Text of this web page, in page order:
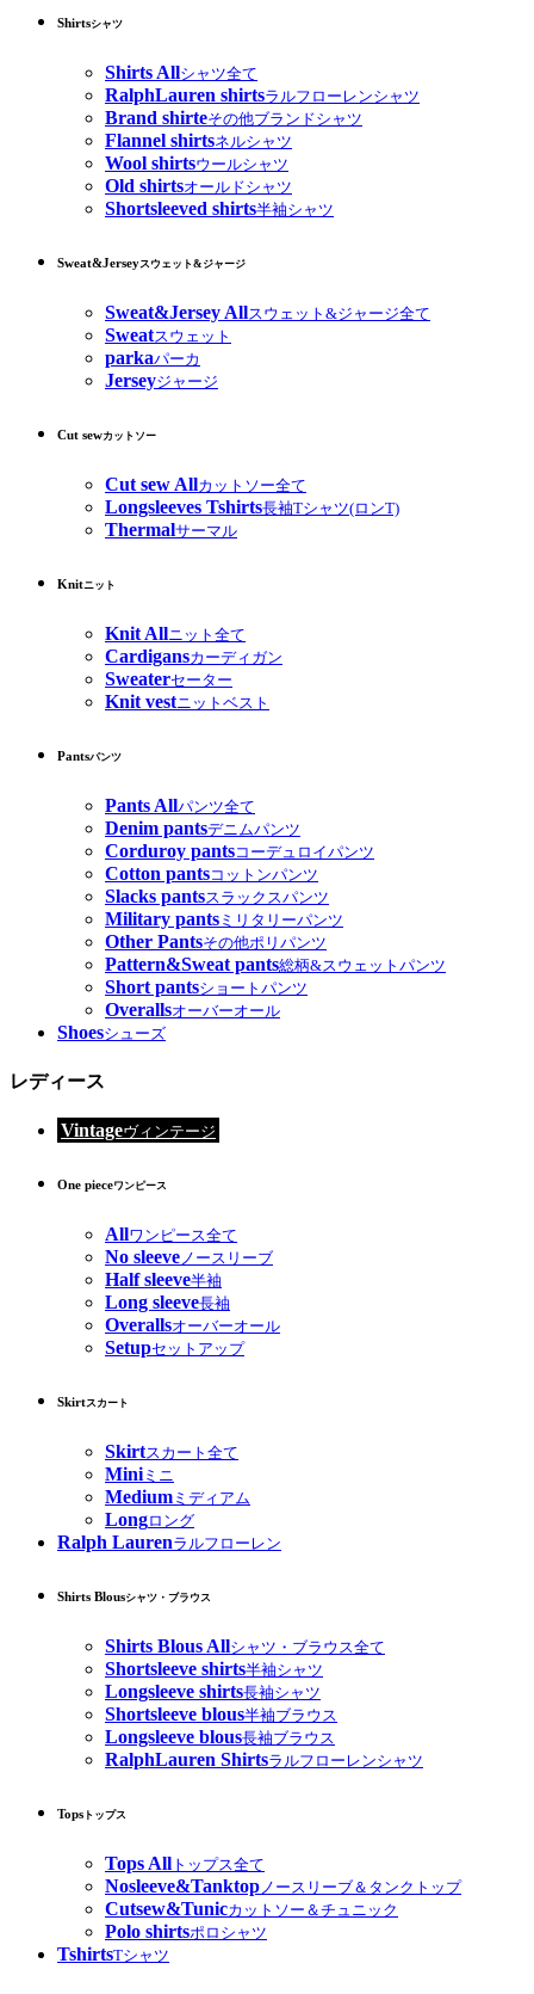
Shirtsシャツ
Shirts Allシャツ全て
RalphLauren shirtsラルフローレンシャツ
Brand shirteその他ブランドシャツ
Flannel shirtsネルシャツ
Wool shirtsウールシャツ
Old shirtsオールドシャツ
Shortsleeved shirts半袖シャツ
Sweat&Jerseyスウェット&ジャージ
Sweat&Jersey Allスウェット&ジャージ全て
Sweatスウェット
parkaパーカ
Jerseyジャージ
Cut sewカットソー
Cut sew Allカットソー全て
Longsleeves Tshirts長袖Tシャツ(ロンT)
Thermalサーマル
Knitニット
Knit Allニット全て
Cardigansカーディガン
Sweaterセーター
Knit vestニットベスト
Pantsパンツ
Pants Allパンツ全て
Denim pantsデニムパンツ
Corduroy pantsコーデュロイパンツ
Cotton pantsコットンパンツ
Slacks pantsスラックスパンツ
Military pants ミリタリーパンツ
Other Pantsその他ポリパンツ
Pattern&Sweat pants総柄&スウェットパンツ
Short pantsショートパンツ
Overallsオーバーオール
Shoesシューズ
レディース
Vintageヴィンテージ
One pieceワンピース
Allワンピース全て
No sleeveノースリーブ
Half sleeve半袖
Long sleeve長袖
Overallsオーバーオール
Setupセットアップ
Skirtスカート
Skirtスカート全て
Miniミニ
Medium ミディアム
Longロング
Ralph Laurenラルフローレン
Shirts Blousシャツ・ブラウス
Shirts Blous Allシャツ・ブラウス全て
Shortsleeve shirts半袖シャツ
Longsleeve shirts長袖シャツ
Shortsleeve blous半袖ブラウス
Longsleeve blous長袖ブラウス
RalphLauren Shirtsラルフローレンシャツ
Tops トップス
Tops All トップス全て
Nosleeve&Tanktop ノースリーブ＆タンクトップ
Cutsew&Tunicカットソー＆チュニック
Polo shirtsポロシャツ
TshirtsTシャツ